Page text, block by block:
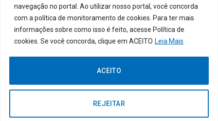
navegação no portal. Ao utilizar nosso portal, você concorda
com a política de monitoramento de cookies. Para ter mais
informações sobre como isso é feito, acesse Política de
cookies. Se você concorda, clique em ACEITO Leia Mais
REJEITAR
ACEITO
umaassessoria completa, onde garantimos em contrato que
todas as exigências das leis de transparência pública serão
atendidas.
Conheça oPNTPe oRadar da Transparência Pública
Todos os direitos reservados aPrefeitura Municipal da Socorro do
Piauí.
Mapa do Site Acessar Área Administrativa Acessar o Webmail